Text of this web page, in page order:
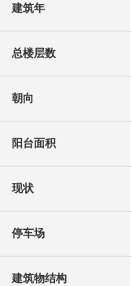
建筑年
总楼层数
朝向
阳台面积
现状
停车场
建筑物结构